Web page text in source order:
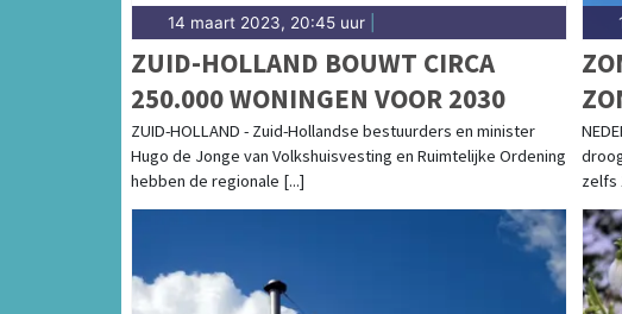
14 maart 2023, 20:45 uur
ZUID-HOLLAND BOUWT CIRCA
250.000 WONINGEN VOOR 2030
ZUID-HOLLAND - Zuid-Hollandse bestuurders en minister
Hugo de Jonge van Volkshuisvesting en Ruimtelijke Ordening
hebben de regionale [...]
zelfs